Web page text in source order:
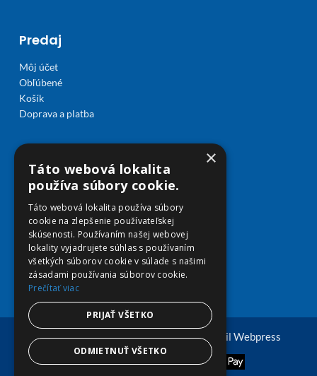
Predaj
Môj účet
Obľúbené
Košík
Doprava a platba
© Copyright 2026 viplekaren.sk | Vytvoril Webpress
×
Táto webová lokalita
používa súbory cookie.
Táto webová lokalita používa súbory
cookie na zlepšenie používateľskej
skúsenosti. Používaním našej webovej
lokality vyjadrujete súhlas s používaním
všetkých súborov cookie v súlade s našimi
zásadami používania súborov cookie.
Prečítať viac
PRIJAŤ VŠETKO
ODMIETNUŤ VŠETKO